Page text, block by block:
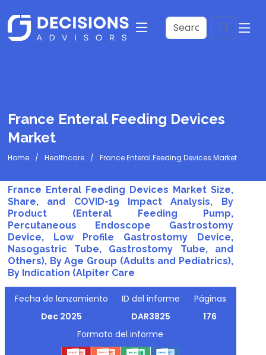
France Enteral Feeding Devices
Market
Home Healthcare France Enteral Feeding Devices Market
France Enteral Feeding Devices Market Size,
Share, and COVID-19 Impact Analysis, By
Product (Enteral Feeding Pump,
Percutaneous Endoscope Gastrostomy
Device, Low Profile Gastrostomy Device,
Nasogastric Tube, Gastrostomy Tube, and
Others), By Age Group (Adults and Pediatrics),
By Indication (Alpiter Care
Fecha de lanzamiento
Dec 2025
ID del informe
DAR3825
Páginas
176
Formato del informe